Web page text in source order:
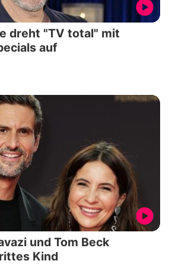
dreht "TV total" mit
auf
und Tom Beck
Kind